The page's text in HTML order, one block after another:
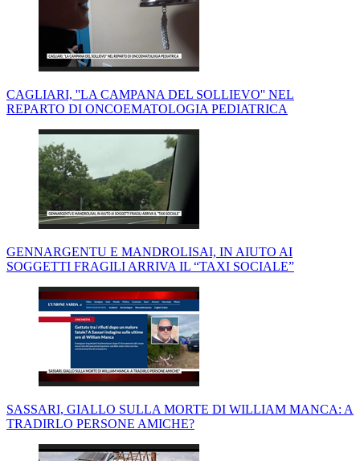
CAGLIARI, ''LA CAMPANA DEL SOLLIEVO'' NEL
REPARTO DI ONCOEMATOLOGIA PEDIATRICA
GENNARGENTU E MANDROLISAI, IN AIUTO AI
SOGGETTI FRAGILI ARRIVA IL “TAXI SOCIALE”
SASSARI, GIALLO SULLA MORTE DI WILLIAM MANCA: A
TRADIRLO PERSONE AMICHE?